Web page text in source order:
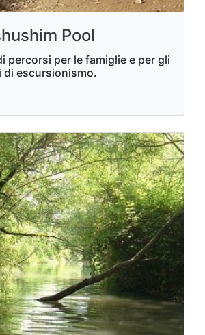
Pool
percorsi per le famiglie e per gli
di escursionismo.